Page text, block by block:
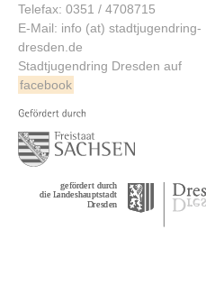
Telefax: 0351 / 4708715
E-Mail: info (at) stadtjugendring-
dresden.de
Stadtjugendring Dresden auf
facebook